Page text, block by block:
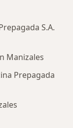
S.A.
Manizales
Prepagada